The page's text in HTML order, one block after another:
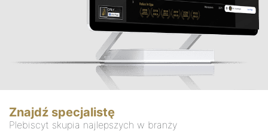
Znajdź specjalistę
Plebiscyt skupia najlepszych w branży